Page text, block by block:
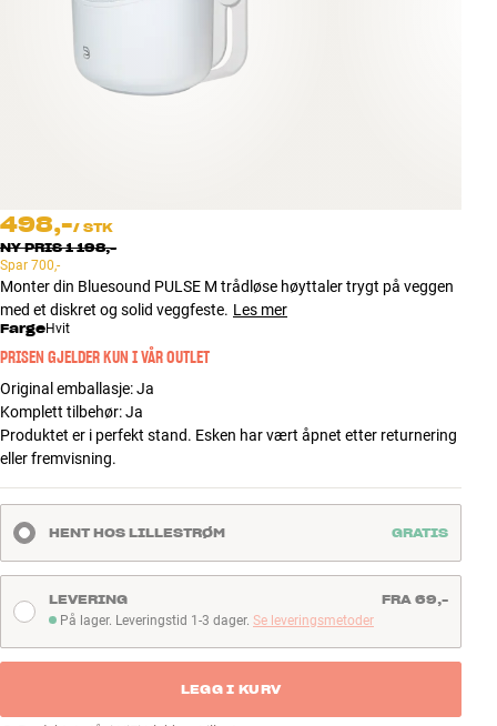
Tilbehør
INSPIRASJON
TILBUD
Finn Butikk
Kundeservice
Logg inn
Bygg med lyd
498,-/ STK
NY PRIS1 198,-
Spar 700,-
Monter din Bluesound PULSE M trådløse høyttaler trygt på veggen
med et diskret og solid veggfeste. Les mer
FargeHvit
PRISEN GJELDER KUN I VÅR OUTLET
Original emballasje:Ja
Komplett tilbehør:Ja
Produktet er i perfekt stand. Esken har vært åpnet etter returnering
eller fremvisning.
HENT HOS LILLESTRØM GRATIS
På lager. Leveringstid 1-3 dager
På lager. Leveringstid 1-3 dager. Se leveringsmetoder
LEVERING FRA 69,-
LEGG I KURV